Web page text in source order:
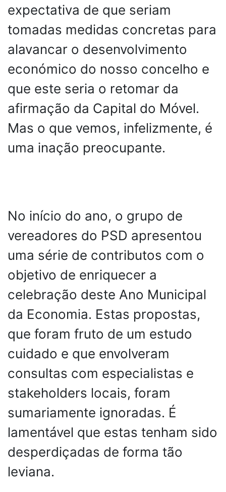
expectativa de que seriam
tomadas medidas concretas para
alavancar o desenvolvimento
económico do nosso concelho e
que este seria o retomar da
afirmação da Capital do Móvel.
Mas o que vemos, infelizmente, é
uma inação preocupante.
No início do ano, o grupo de
vereadores do PSD apresentou
uma série de contributos com o
objetivo de enriquecer a
celebração deste Ano Municipal
da Economia. Estas propostas,
que foram fruto de um estudo
cuidado e que envolveram
consultas com especialistas e
stakeholders locais, foram
sumariamente ignoradas. É
lamentável que estas tenham sido
desperdiçadas de forma tão
leviana.